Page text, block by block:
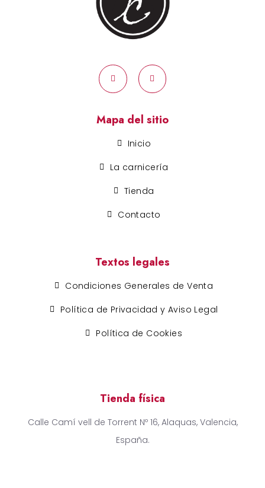
Mapa del sitio
Inicio
La carnicería
Tienda
Contacto
Textos legales
Condiciones Generales de Venta
Política de Privacidad y Aviso Legal
Política de Cookies
Tienda física
Calle Camí vell de Torrent Nº 16, Alaquas, Valencia,
España.